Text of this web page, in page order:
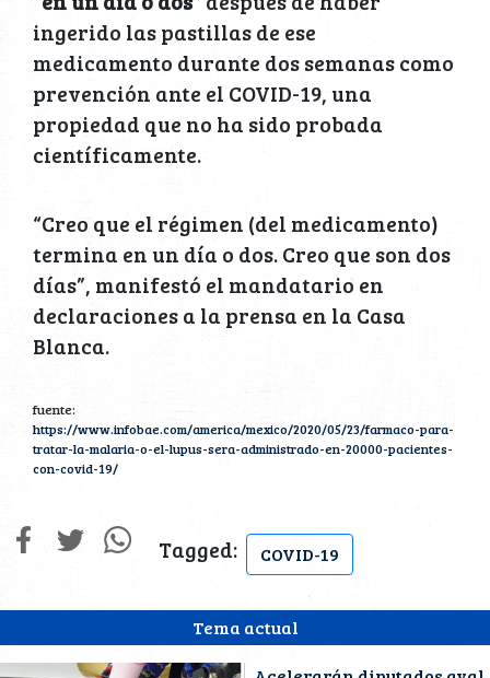
Tema actual
ingerido las pastillas de ese
medicamento durante dos semanas como
prevención ante el COVID-19, una
propiedad que no ha sido probada
científicamente.
“Creo que el régimen (del medicamento)
termina en un día o dos. Creo que son dos
días”, manifestó el mandatario en
declaraciones a la prensa en la Casa
Blanca.
fuente:
https://www.infobae.com/america/mexico/2020/05/23/farmaco-para-
tratar-la-malaria-o-el-lupus-sera-administrado-en-20000-pacientes-
con-covid-19/
Tagged: COVID-19